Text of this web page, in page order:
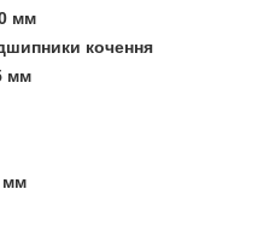
мм
кочення
мм
мм